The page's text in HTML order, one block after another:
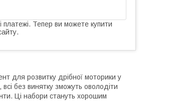
платежі. Тепер ви можете купити
для розвитку дрібної моторики у
без винятку зможуть оволодіти
Ці набори стануть хорошим